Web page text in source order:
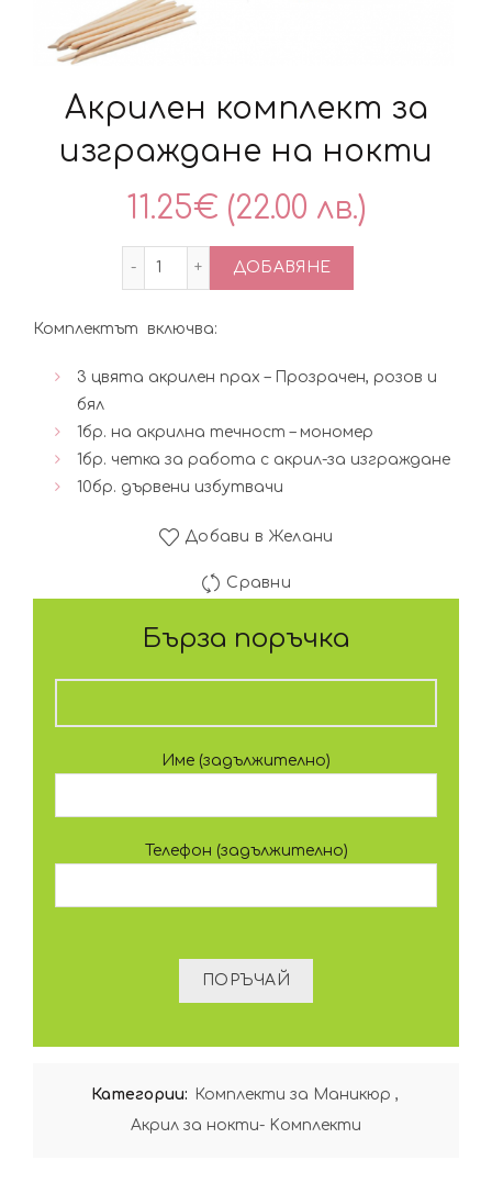
Акрилен комплект за
изграждане на нокти
11.25€ (22.00 лв.)
ДОБАВЯНЕ
Комплектът включва:
3 цвята акрилен прах – Прозрачен, розов и
бял
1бр. на акрилна течност – мономер
1бр. четка за работа с акрил-за изграждане
10бр. дървени избутвачи
Добави в Желани
Сравни
Бърза поръчка
Име (задължително)
Телефон (задължително)
Категории: Комплекти за Маникюр ,
Акрил за нокти- Kомплекти